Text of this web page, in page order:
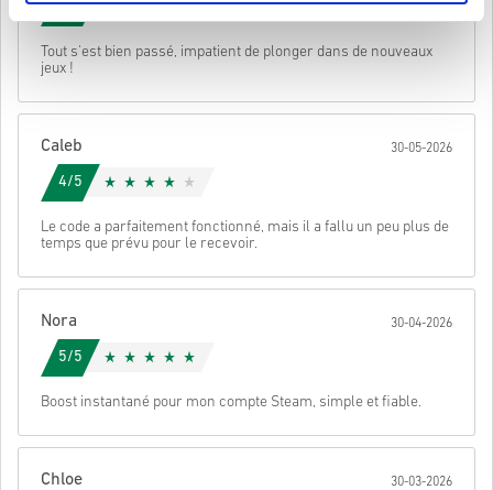
• Entre ton adresse e-mail
• Sélectionne ton mode de paiement préféré
accéder à ton code.
produits.
Annulez Envoyer
5/5
Tout s'est bien passé, impatient de plonger dans de nouveaux
jeux !
Caleb 30-05-2026
4/5
Le code a parfaitement fonctionné, mais il a fallu un peu plus de
temps que prévu pour le recevoir.
Nora 30-04-2026
5/5
Boost instantané pour mon compte Steam, simple et fiable.
Chloe 30-03-2026